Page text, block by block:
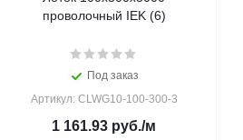
проволочный IEK (6)
Под заказ
Артикул: CLWG10-100-300-3
1 161.93 руб./м